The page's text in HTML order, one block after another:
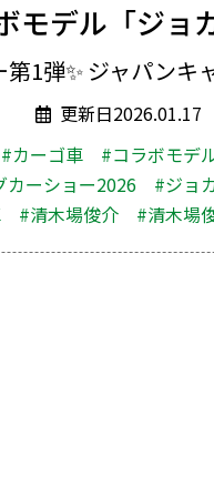
モデル「ジョ
第1弾✨ ジャパンキ
更新日2026.01.17
#カーゴ車 #コラボモデ
カーショー2026
#ジョ
#清木場俊介 #清木場